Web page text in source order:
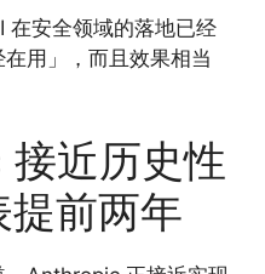
在安全领域的落地已经
用」，而且效果相当
近历史性
前两年